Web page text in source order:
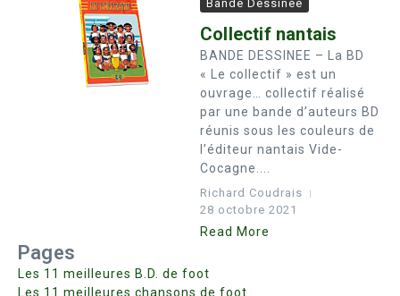
Bande Dessinée
Collectif nantais
BANDE DESSINEE – La BD
« Le collectif » est un
ouvrage… collectif réalisé
par une bande d’auteurs BD
réunis sous les couleurs de
l’éditeur nantais Vide-
Cocagne....
Richard Coudrais
28 octobre 2021
Read More
Pages
Les 11 meilleures B.D. de foot
Les 11 meilleures chansons de foot